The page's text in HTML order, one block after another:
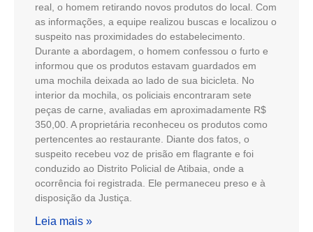
real, o homem retirando novos produtos do local. Com
as informações, a equipe realizou buscas e localizou o
suspeito nas proximidades do estabelecimento.
Durante a abordagem, o homem confessou o furto e
informou que os produtos estavam guardados em
uma mochila deixada ao lado de sua bicicleta. No
interior da mochila, os policiais encontraram sete
peças de carne, avaliadas em aproximadamente R$
350,00. A proprietária reconheceu os produtos como
pertencentes ao restaurante. Diante dos fatos, o
suspeito recebeu voz de prisão em flagrante e foi
conduzido ao Distrito Policial de Atibaia, onde a
ocorrência foi registrada. Ele permaneceu preso e à
disposição da Justiça.
Leia mais »